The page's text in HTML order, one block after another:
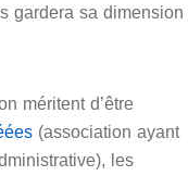
gardera sa dimension
méritent d’être
(association ayant
les